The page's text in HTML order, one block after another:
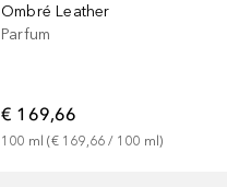
Ombré Leather
Parfum
€ 169,66
100 ml (€ 169,66 / 100 ml)